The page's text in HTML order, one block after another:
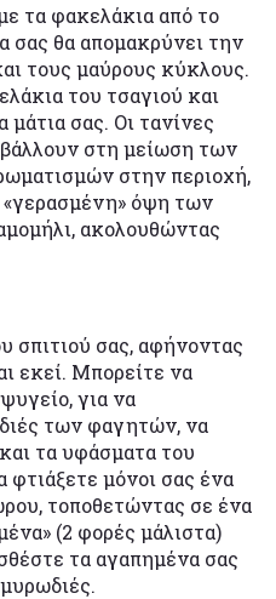
τα φακελάκια από το
σας θα απομακρύνει την
τους μαύρους κύκλους.
του τσαγιού και
μάτια σας. Οι τανίνες
στη μείωση των
στην περιοχή,
όψη των
ακολουθώντας
σπιτιού σας, αφήνοντας
εκεί. Μπορείτε να
για να
των φαγητών, να
τα υφάσματα του
φτιάξετε μόνοι σας ένα
τοποθετώντας σε ένα
(2 φορές μάλιστα)
τα αγαπημένα σας